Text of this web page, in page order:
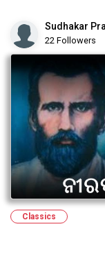
Sudhakar
22 Followers
Classics